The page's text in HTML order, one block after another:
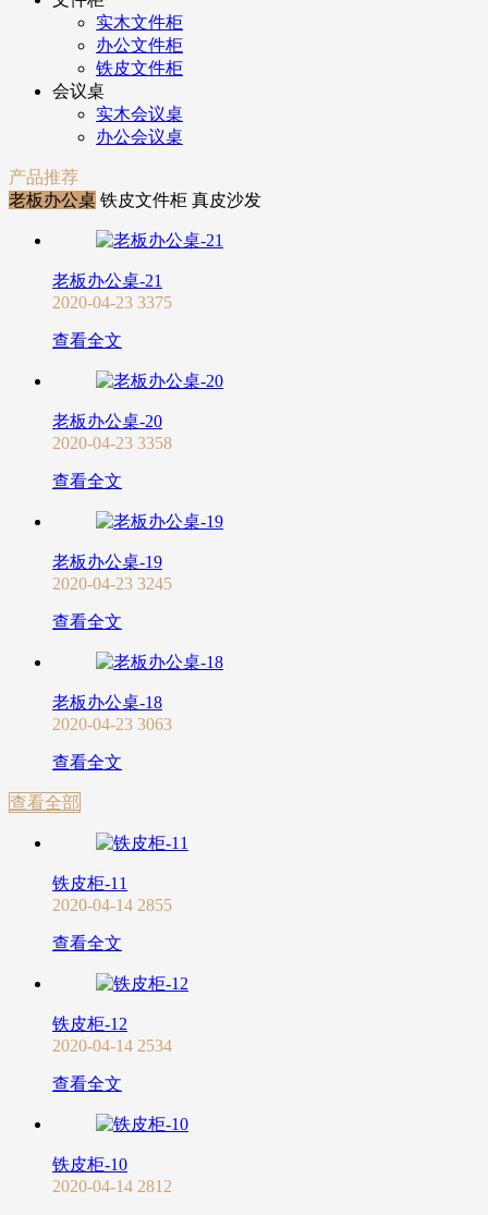
实木文件柜
办公文件柜
铁皮文件柜
会议桌
实木会议桌
办公会议桌
产品推荐
老板办公桌 铁皮文件柜 真皮沙发
老板办公桌-21
2020-04-23 3375
查看全文
老板办公桌-20
2020-04-23 3358
查看全文
老板办公桌-19
2020-04-23 3245
查看全文
老板办公桌-18
2020-04-23 3063
查看全文
查看全部
铁皮柜-11
2020-04-14 2855
查看全文
铁皮柜-12
2020-04-14 2534
查看全文
铁皮柜-10
2020-04-14 2812